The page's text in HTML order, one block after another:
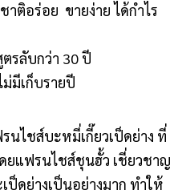
ติ​อร่อย​ ขายง่าย ได้กำไร
รลับกว่า 30 ปี
ม่มีเก็บรายปี
นไชส์บะหมี่เกี๊ยวเป็ดย่าง ที่
ยแฟรนไชส์ชุนฮั้ว เชี่ยวชาญ
ป็ดย่างเป็นอย่างมาก ทำให้